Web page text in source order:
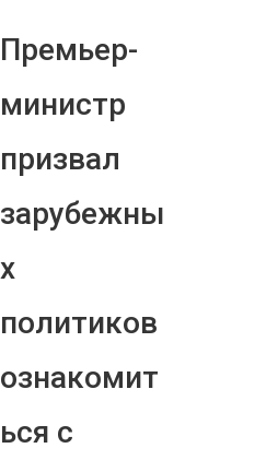
Премьер-
министр
призвал
зарубежны
х
политиков
ознакомит
ься с